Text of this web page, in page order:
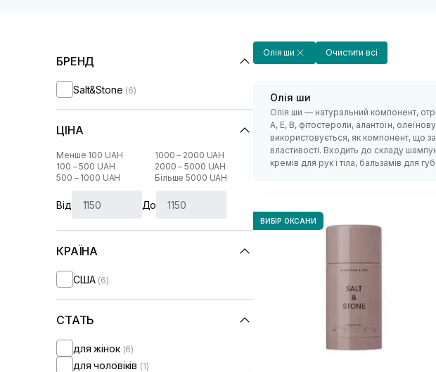
БРЕНД
Salt&Stone (6)
ЦІНА
Менше 100 UAH
100 – 500 UAH
500 – 1000 UAH
1000 – 2000 UAH
2000 – 5000 UAH
Більше 5000 UAH
Від До
КРАЇНА
США (6)
СТАТЬ
для жінок (6)
для чоловіків (1)
Олія ши Очистити всі
Олія ши
Олія ши — натуральний компонент,
А, Е, В, фітостероли, алантоїн,
використовується, як компонент, що
властивості. Входить до складу
кремів для рук і тіла, бальзамів для губ.
ВИБІР ОКСАНИ